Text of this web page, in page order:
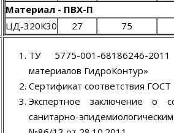
Материал - ПВХ-П
ЦД-320К30
27 75
ТУ 5775-001-68186246-
материалов ГидроКонтур»
Сертификат соответствия
Экспертное заключение о
санитарно-